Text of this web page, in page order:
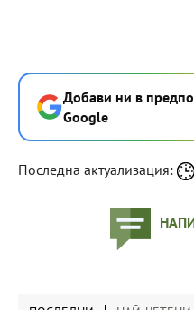
Добави ни в
Google
Последна актуализация: